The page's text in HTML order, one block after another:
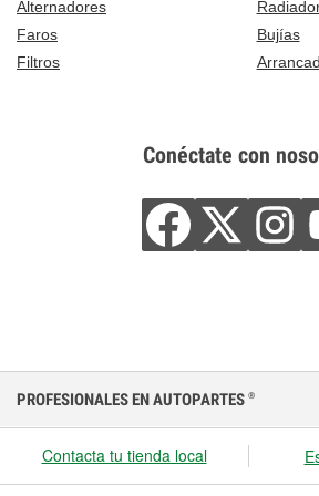
Alternadores
Faros
Bujías
Filtros
Conéctate con
PROFESIONALES EN AUTOPARTES ®
Contacta tu tienda local